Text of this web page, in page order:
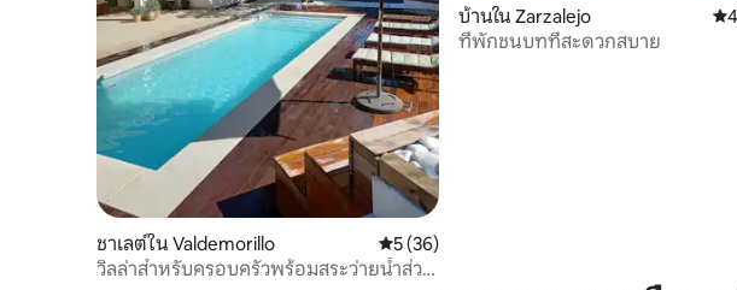
ชาเลต์ใน Valdemorillo คะแนนเฉลี่ย 5 จาก 5, 36 รีวิว
5 (36)
วิลล่าสำหรับครอบครัวพร้อมสระว่ายน้ำส่วน
บ้านใน Zarzalejo ค
ที่พักชนบทที่สะดวกสบาย